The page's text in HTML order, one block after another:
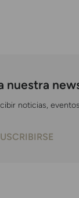
nuestra
noticias,